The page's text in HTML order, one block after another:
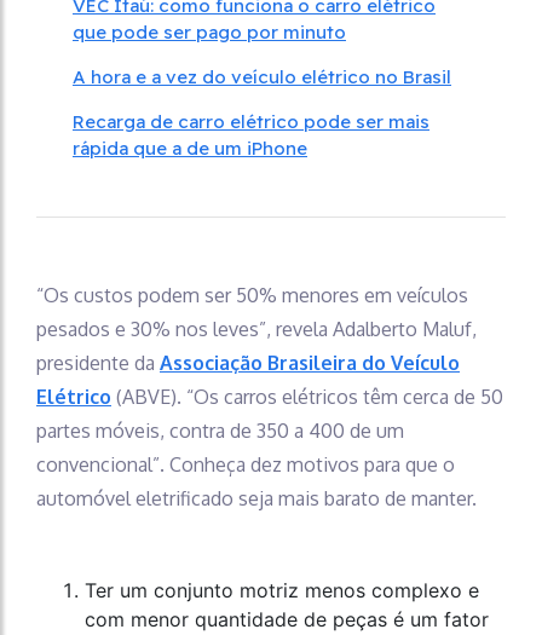
VEC Itaú: como funciona o carro elétrico
que pode ser pago por minuto
A hora e a vez do veículo elétrico no Brasil
Recarga de carro elétrico pode ser mais
rápida que a de um iPhone
“Os custos podem ser 50% menores em veículos
pesados e 30% nos leves”, revela Adalberto Maluf,
presidente da Associação Brasileira do Veículo
Elétrico (ABVE). “Os carros elétricos têm cerca de 50
partes móveis, contra de 350 a 400 de um
convencional”. Conheça dez motivos para que o
automóvel eletrificado seja mais barato de manter.
Ter um conjunto motriz menos complexo e
com menor quantidade de peças é um fator